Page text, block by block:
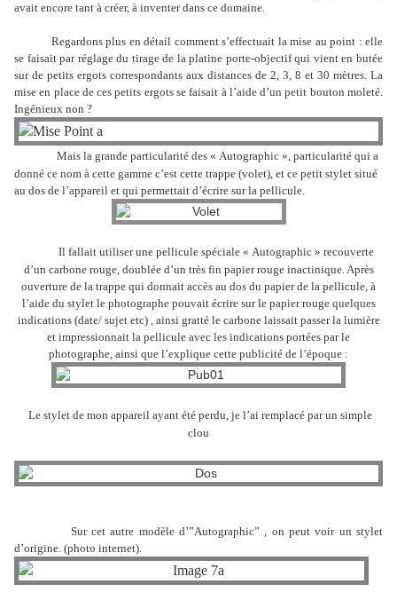
avait encore tant à créer, à inventer dans ce domaine.
Regardons plus en détail comment s’effectuait la mise au point : elle
se faisait par réglage du tirage de la platine porte-objectif qui vient en butée
sur de petits ergots correspondants aux distances de 2, 3, 8 et 30 mètres. La
mise en place de ces petits ergots se faisait à l’aide d’un petit bouton moleté.
Ingénieux non ?
Mais la grande particularité des « Autographic », particularité qui a
donné ce nom à cette gamme c’est cette trappe (volet), et ce petit stylet situé
au dos de l’appareil et qui permettait d’écrire sur la pellicule.
Il fallait utiliser une pellicule spéciale « Autographic » recouverte
d’un carbone rouge, doublée d’un très fin papier rouge inactinique. Après
ouverture de la trappe qui donnait accès au dos du papier de la pellicule, à
l’aide du stylet le photographe pouvait écrire sur le papier rouge quelques
indications (date/ sujet etc) , ainsi gratté le carbone laissait passer la lumière
et impressionnait la pellicule avec les indications portées par le
photographe, ainsi que l’explique cette publicité de l’époque :
Le stylet de mon appareil ayant été perdu, je l’ai remplacé par un simple
clou
Sur cet autre modèle d’”Autographic” , on peut voir un stylet
d’origine. (photo internet).